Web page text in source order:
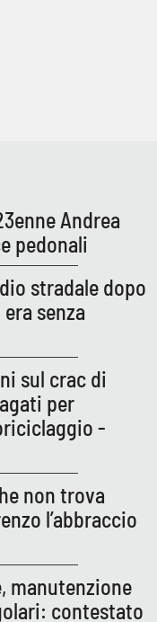
Andrea
pedonali
stradale dopo
senza
sul crac di
per
-
non trova
l’abbraccio
manutenzione
contestato